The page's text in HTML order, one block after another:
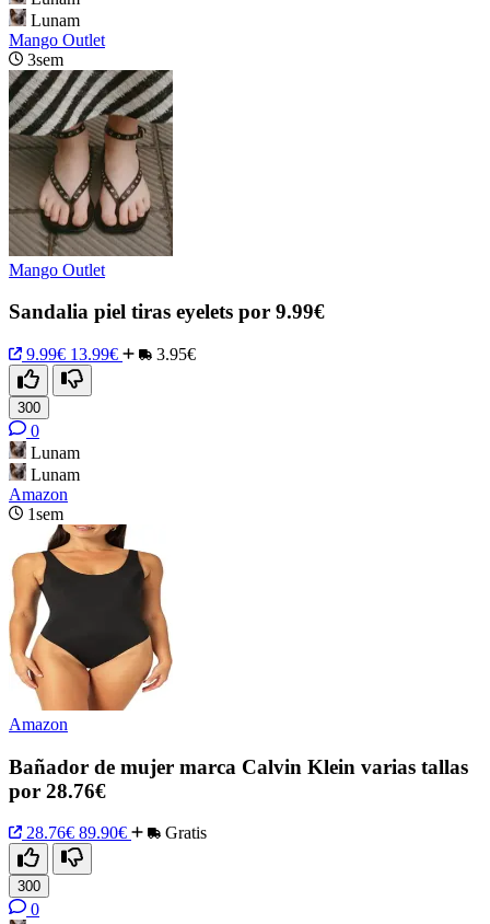
Lunam
Mango Outlet
3sem
Mango Outlet
Sandalia piel tiras eyelets por 9.99€
9.99€ 13.99€ 3.95€
300
0
Lunam
Lunam
Amazon
1sem
Amazon
Bañador de mujer marca Calvin Klein varias tallas
por 28.76€
28.76€ 89.90€ Gratis
300
0